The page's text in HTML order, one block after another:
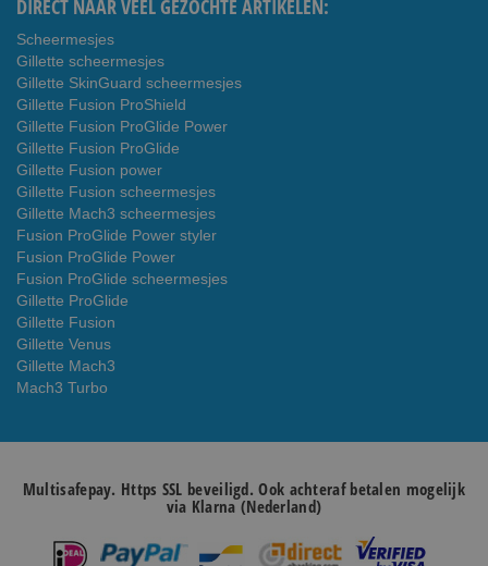
DIRECT NAAR VEEL GEZOCHTE ARTIKELEN:
Scheermesjes
Gillette scheermesjes
Gillette SkinGuard scheermesjes
Gillette Fusion ProShield
Gillette Fusion ProGlide Power
Gillette Fusion ProGlide
Gillette Fusion power
Gillette Fusion scheermesjes
Gillette Mach3 scheermesjes
Fusion ProGlide Power styler
Fusion ProGlide Power
Fusion ProGlide scheermesjes
Gillette ProGlide
Gillette Fusion
Gillette Venus
Gillette Mach3
Mach3 Turbo
Multisafepay. Https SSL beveiligd. Ook achteraf betalen mogelijk
via Klarna (Nederland)